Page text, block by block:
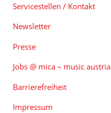
Servicestellen / Kontakt
Newsletter
Presse
Jobs @ mica – music austria
Barrierefreiheit
Impressum